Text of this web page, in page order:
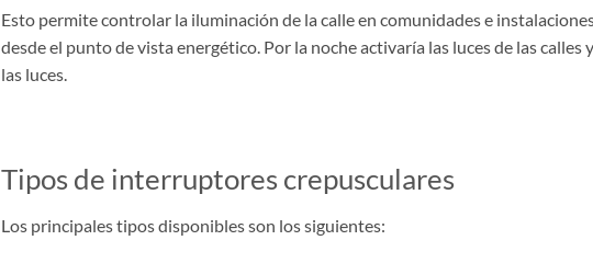
Esto permite controlar la iluminación de la calle en comunidades e
desde el punto de vista energético. Por la noche activaría las luces de las calles
las luces.
Tipos de interruptores crepusculares
Los principales tipos disponibles son los siguientes: